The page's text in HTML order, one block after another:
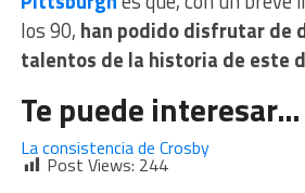
los 90, han podido disfrutar de
talentos de la historia de este
Te puede interesar…
La consistencia de Crosby
Post Views: 244